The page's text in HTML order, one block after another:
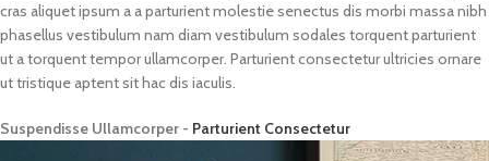
cras aliquet ipsum a a parturient molestie senectus dis morbi massa nibh
phasellus vestibulum nam diam vestibulum sodales torquent parturient
ut a torquent tempor ullamcorper. Parturient consectetur ultricies ornare
ut tristique aptent sit hac dis iaculis.
Suspendisse Ullamcorper - Parturient Consectetur